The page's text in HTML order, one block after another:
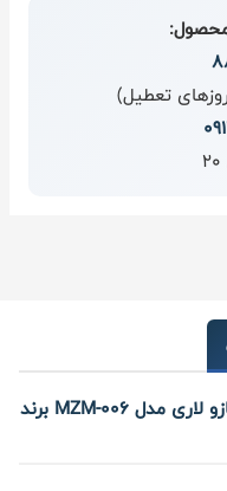
مشخصات فنی دستگاه بدنسازی جلو بازو لاری مدل MZM-006 برند